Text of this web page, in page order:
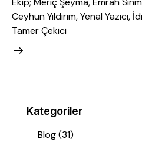
Ceyhun Yıldırım, Yenal
Tamer Çekici
Kategoriler
Blog(31)